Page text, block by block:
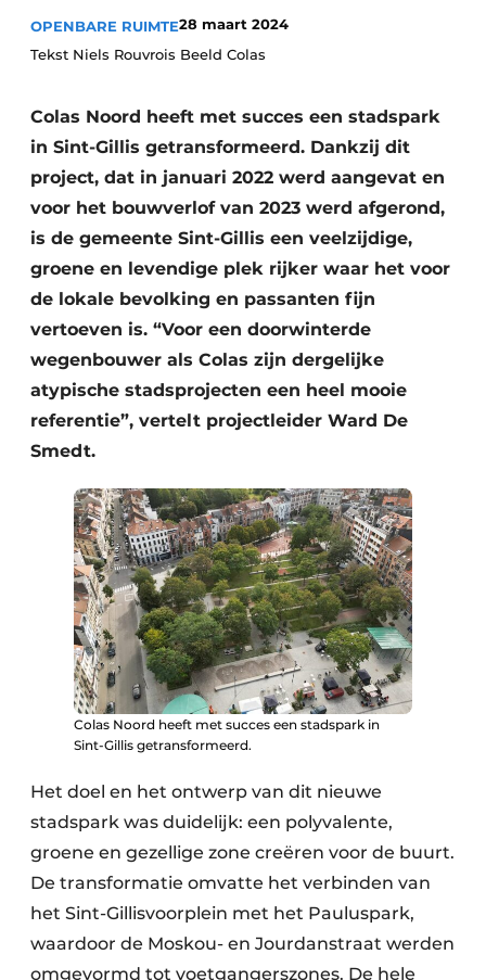
Vacatures
Video’s
OPENBARE RUIMTE28 maart 2024
Tekst Niels Rouvrois Beeld Colas
Colas Noord heeft met succes een stadspark
in Sint-Gillis getransformeerd. Dankzij dit
project, dat in januari 2022 werd aangevat en
voor het bouwverlof van 2023 werd afgerond,
is de gemeente Sint-Gillis een veelzijdige,
groene en levendige plek rijker waar het voor
de lokale bevolking en passanten fijn
vertoeven is. “Voor een doorwinterde
wegenbouwer als Colas zijn dergelijke
atypische stadsprojecten een heel mooie
referentie”, vertelt projectleider Ward De
Smedt.
Colas Noord heeft met succes een stadspark in
Sint-Gillis getransformeerd.
Het doel en het ontwerp van dit nieuwe
stadspark was duidelijk: een polyvalente,
groene en gezellige zone creëren voor de buurt.
De transformatie omvatte het verbinden van
het Sint-Gillisvoorplein met het Pauluspark,
waardoor de Moskou- en Jourdanstraat werden
omgevormd tot voetgangerszones. De hele